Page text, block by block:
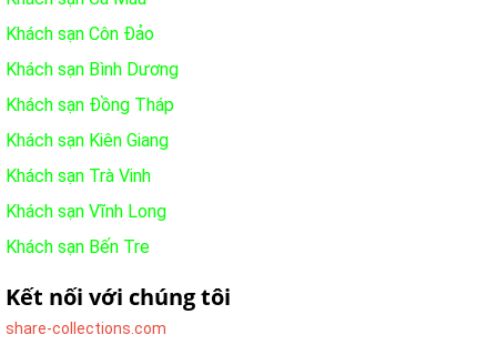
Khách sạn Côn Đảo
Khách sạn Bình Dương
Khách sạn Đồng Tháp
Khách sạn Kiên Giang
Khách sạn Trà Vinh
Khách sạn Vĩnh Long
Khách sạn Bến Tre
Kết nối với chúng tôi
share-collections.com